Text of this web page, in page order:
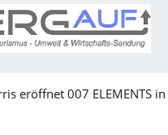
eröffnet 007 ELEMENTS